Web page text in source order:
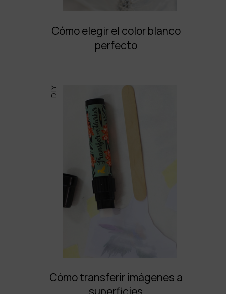
Cómo elegir el color blanco
perfecto
DIY
Cómo transferir imágenes a